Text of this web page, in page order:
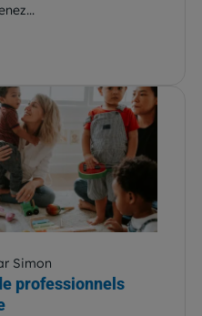
Simon
professionnels